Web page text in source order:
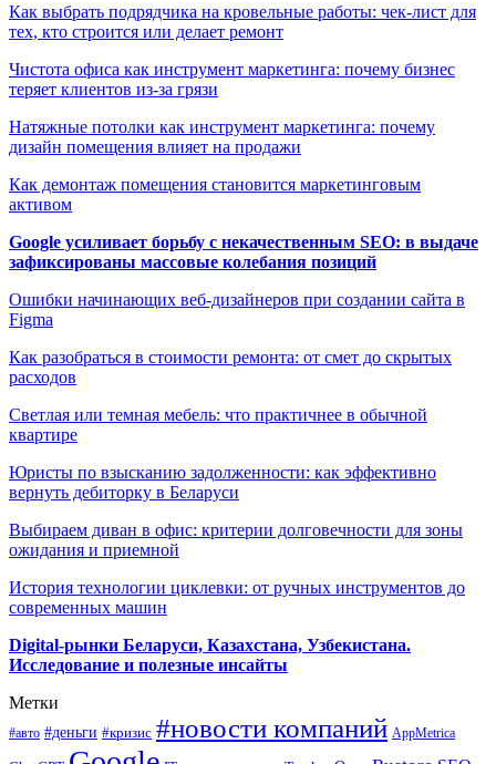
Как выбрать подрядчика на кровельные работы: чек-лист для
тех, кто строится или делает ремонт
Чистота офиса как инструмент маркетинга: почему бизнес
теряет клиентов из-за грязи
Натяжные потолки как инструмент маркетинга: почему
дизайн помещения влияет на продажи
Как демонтаж помещения становится маркетинговым
активом
Google усиливает борьбу с некачественным SEO: в выдаче
зафиксированы массовые колебания позиций
Ошибки начинающих веб-дизайнеров при создании сайта в
Figma
Как разобраться в стоимости ремонта: от смет до скрытых
расходов
Светлая или темная мебель: что практичнее в обычной
квартире
Юристы по взысканию задолженности: как эффективно
вернуть дебиторку в Беларуси
Выбираем диван в офис: критерии долговечности для зоны
ожидания и приемной
История технологии циклевки: от ручных инструментов до
современных машин
Digital-рынки Беларуси, Казахстана, Узбекистана.
Исследование и полезные инсайты
Метки
#авто #деньги #кризис #новости компаний AppMetrica